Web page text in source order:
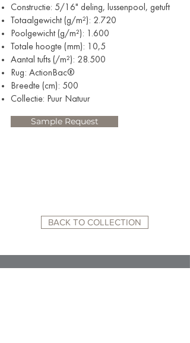
Constructie: 5/16" deling, lussenpool, getuft
Totaalgewicht (g/m²): 2.720
Poolgewicht (g/m²): 1.600
Totale hoogte (mm): 10,5
Aantal tufts (/m²): 28.500
Rug: ActionBac®
Breedte (cm): 500
Collectie: Puur Natuur
Sample Request
BACK TO COLLECTION